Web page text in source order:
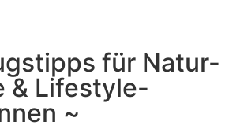
für Natur-
& Lifestyle-
~